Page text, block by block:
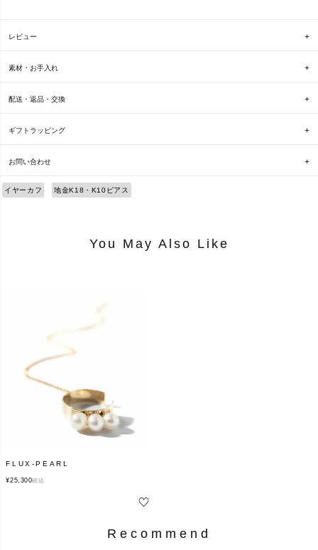
レビュー
素材・お手入れ
配送・返品・交換
ギフトラッピング
お問い合わせ
イヤーカフ 地金K18・K10ピアス
You May Also Like
FLUX-PEARL
¥25,300税込
Recommend